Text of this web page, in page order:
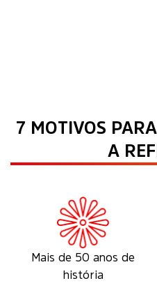
7 MOTIVOS
A
Mais de 50 anos de
história